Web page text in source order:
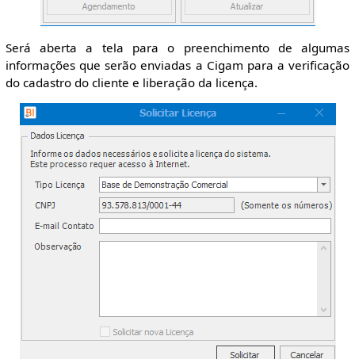
Será aberta a tela para o preenchimento de algumas
informações que serão enviadas a Cigam para a verificação
do cadastro do cliente e liberação da licença.